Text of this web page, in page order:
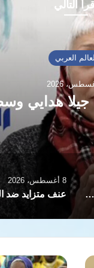
التالي
العربي
جيلا
وفاة فتاة وإصابة شخصين بصواعق رعدية في جبل حبشي بتعز
8 أغسطس، 2026
تصاعد